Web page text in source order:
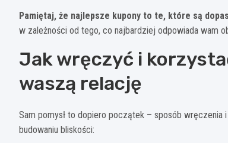
Pamiętaj, że najlepsze kupony to te, które są
w zależności od tego, co najbardziej odpowiada wam
Jak wręczyć i
waszą relację
Sam pomysł to dopiero początek – sposób wręczenia
budowaniu bliskości: